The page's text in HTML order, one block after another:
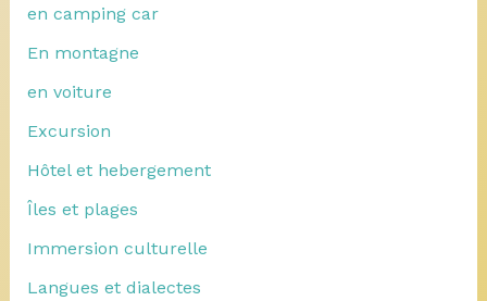
en camping car
En montagne
en voiture
Excursion
Hôtel et hebergement
Îles et plages
Immersion culturelle
Langues et dialectes